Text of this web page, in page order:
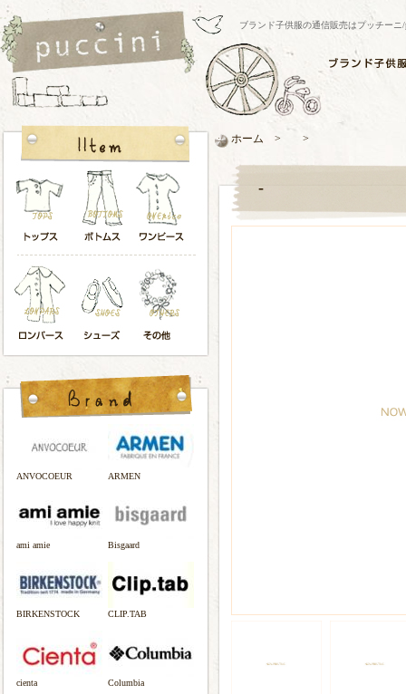
ブランド子供服の通信販売はプッチー
ANVOCOEUR ARMEN
ami amie Bisgaard
BIRKENSTOCK CLIP.TAB
cienta Columbia
ホーム > >
-